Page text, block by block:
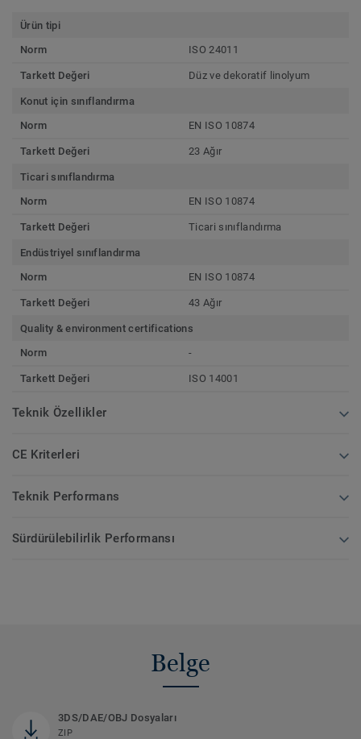
Ürün tipi
Norm
ISO 24011
Tarkett Değeri Düz ve dekoratif linolyum
Konut için sınıflandırma
Norm
EN ISO 10874
Tarkett Değeri 23 Ağır
Ticari sınıflandırma
Norm
EN ISO 10874
Tarkett Değeri Ticari sınıflandırma
Endüstriyel sınıflandırma
Norm
EN ISO 10874
Tarkett Değeri 43 Ağır
Quality & environment certifications
Norm
-
Tarkett Değeri ISO 14001
Teknik Özellikler
CE Kriterleri
Teknik Performans
Sürdürülebilirlik Performansı
Belge
3DS/DAE/OBJ Dosyaları
ZIP